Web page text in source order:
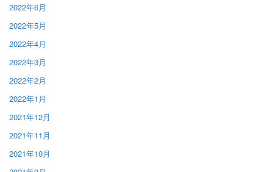
2022年6月
2022年5月
2022年4月
2022年3月
2022年2月
2022年1月
2021年12月
2021年11月
2021年10月